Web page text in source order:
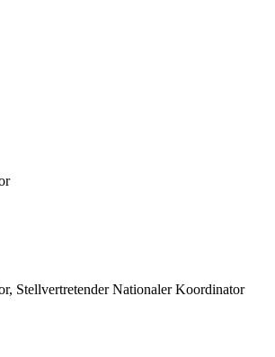
Stellvertretender Nationaler Koordinator